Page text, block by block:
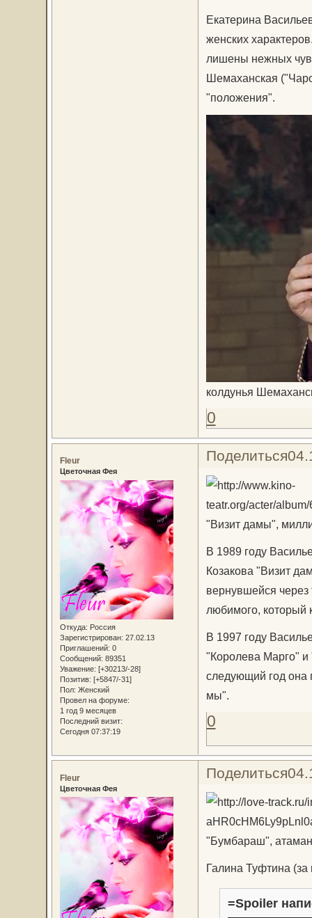
Екатерина
женских
лишены нежных
Шемаханская
"положения".
колдунья
0
Поделиться
Fleur
Цветочная Фея
Откуда: Россия
Зарегистрирован: 27.02.13
Приглашений: 0
Сообщений: 89351
Уважение: [+30213/-28]
Позитив: [+5847/-31]
Пол: Женский
Провел на форуме:
1 год 9 месяцев
Последний визит:
Сегодня 07:37:19
"Визит дамы",
В 1989 году
Козакова "Визит
вернувшейся
любимого, который
В 1997 году
"Королева Марго"
следующий год она
мы".
0
Поделиться
Fleur
Цветочная Фея
"Бумбараш",
Галина Туфтина
=Spoiler